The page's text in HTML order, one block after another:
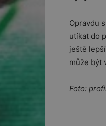
Opravdu
utíkat do
ještě
může být
Foto: